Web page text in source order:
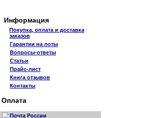
Информация
Покупка, оплата и доставка
заказов
Гарантии на лоты
Вопросы-ответы
Статьи
Прайс-лист
Книга отзывов
Контакты
Оплата